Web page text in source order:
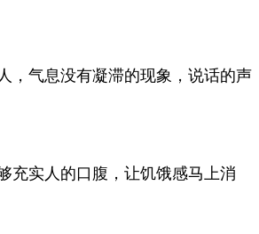
，气息没有凝滞的现象，说话的声
充实人的口腹，让饥饿感马上消